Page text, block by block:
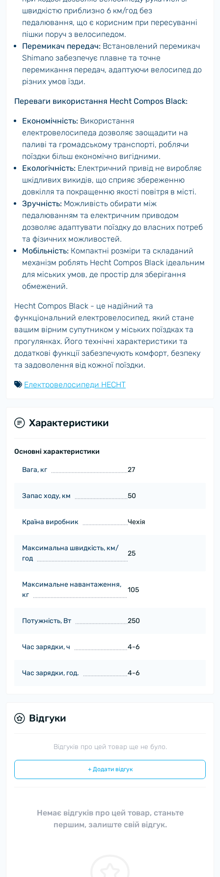
швидкістю приблизно 6 км/год без
педалювання, що є корисним при пересуванні
пішки поруч з велосипедом.
Перемикач передач: Встановлений перемикач
Shimano забезпечує плавне та точне
перемикання передач, адаптуючи велосипед до
різних умов їзди.
Переваги використання Hecht Compos Black:
Економічність: Використання
електровелосипеда дозволяє заощадити на
паливі та громадському транспорті, роблячи
поїздки більш економічно вигідними.
Екологічність: Електричний привід не виробляє
шкідливих викидів, що сприяє збереженню
довкілля та покращенню якості повітря в місті.
Зручність: Можливість обирати між
педалюванням та електричним приводом
дозволяє адаптувати поїздку до власних потреб
та фізичних можливостей.
Мобільність: Компактні розміри та складаний
механізм роблять Hecht Compos Black ідеальним
для міських умов, де простір для зберігання
обмежений.
Hecht Compos Black - це надійний та
функціональний електровелосипед, який стане
вашим вірним супутником у міських поїздках та
прогулянках. Його технічні характеристики та
додаткові функції забезпечують комфорт, безпеку
та задоволення від кожної поїздки.
Електровелосипеди HECHT
Характеристики
Основні характеристики
Вага, кг 27
Запас ходу, км 50
Країна виробник Чехія
Максимальна швидкість, км/
год
25
Максимальне навантаження,
кг
105
Потужність, Вт 250
Час зарядки, ч 4-6
Час зарядки, год. 4-6
Відгуки
Відгуків про цей товар ще не було.
+ Додати відгук
Немає відгуків про цей товар, станьте
першим, залиште свій відгук.